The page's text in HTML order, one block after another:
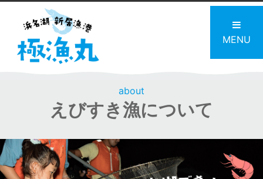
MENU
about
えびすき漁について